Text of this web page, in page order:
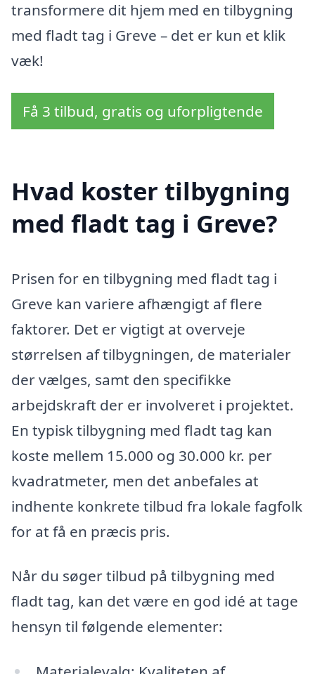
transformere dit hjem med en tilbygning
med fladt tag i Greve – det er kun et klik
væk!
Få 3 tilbud, gratis og uforpligtende
Hvad koster tilbygning
med fladt tag i Greve?
Prisen for en tilbygning med fladt tag i
Greve kan variere afhængigt af flere
faktorer. Det er vigtigt at overveje
størrelsen af tilbygningen, de materialer
der vælges, samt den specifikke
arbejdskraft der er involveret i projektet.
En typisk tilbygning med fladt tag kan
koste mellem 15.000 og 30.000 kr. per
kvadratmeter, men det anbefales at
indhente konkrete tilbud fra lokale fagfolk
for at få en præcis pris.
Når du søger tilbud på tilbygning med
fladt tag, kan det være en god idé at tage
hensyn til følgende elementer: